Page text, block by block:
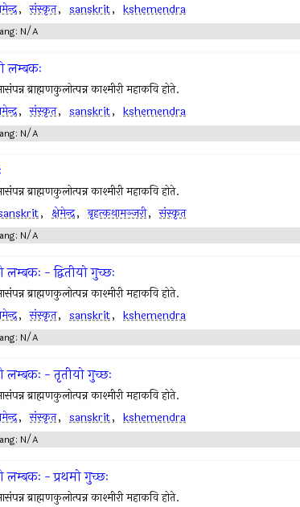
, संस्कृत, sanskrit, kshemendra
N/A
लम्बकः
ब्राह्मणकुलोत्पन्न काश्मीरी महाकवि होते.
, संस्कृत, sanskrit, kshemendra
N/A
ब्राह्मणकुलोत्पन्न काश्मीरी महाकवि होते.
, क्षेमेन्द्र, बृहत्कथामञ्जरी, संस्कृत
N/A
- द्वितीयो गुच्छः
ब्राह्मणकुलोत्पन्न काश्मीरी महाकवि होते.
, संस्कृत, sanskrit, kshemendra
N/A
- तृतीयो गुच्छः
ब्राह्मणकुलोत्पन्न काश्मीरी महाकवि होते.
, संस्कृत, sanskrit, kshemendra
N/A
- प्रथमो गुच्छः
ब्राह्मणकुलोत्पन्न काश्मीरी महाकवि होते.